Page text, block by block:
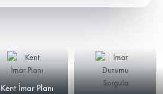
Kent İmar Planı